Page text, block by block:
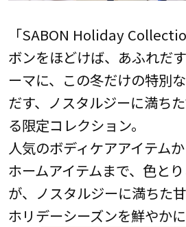
「SABON Holiday
ボンをほどけば、あふれだ
ーマに、この冬だけの特別
だす、ノスタルジーに満ち
る限定コレクション。
人気のボディケアアイテム
ホームアイテムまで、色と
が、ノスタルジーに満ちた
ホリデーシーズンを鮮やかに